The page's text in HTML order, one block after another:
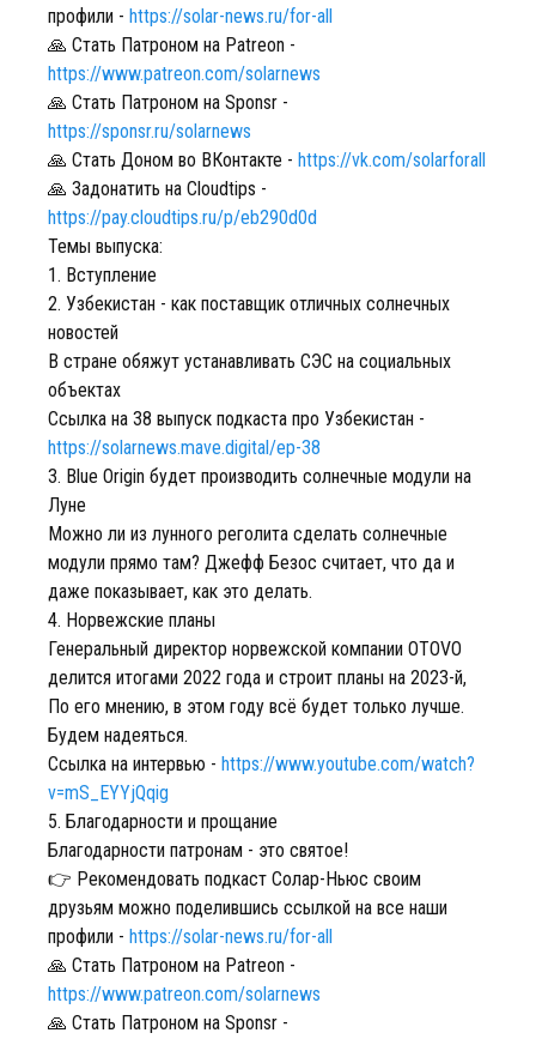
профили - https://solar-news.ru/for-all
🙏 Стать Патроном на Patreon -
https://www.patreon.com/solarnews
🙏 Стать Патроном на Sponsr -
https://sponsr.ru/solarnews
🙏 Стать Доном во ВКонтакте - https://vk.com/solarforall
🙏 Задонатить на Cloudtips -
https://pay.cloudtips.ru/p/eb290d0d
Темы выпуска:
1. Вступление
2. Узбекистан - как поставщик отличных солнечных
новостей
В стране обяжут устанавливать СЭС на социальных
объектах
Ссылка на 38 выпуск подкаста про Узбекистан -
https://solarnews.mave.digital/ep-38
3. Blue Origin будет производить солнечные модули на
Луне
Можно ли из лунного реголита сделать солнечные
модули прямо там? Джефф Безос считает, что да и
даже показывает, как это делать.
4. Норвежские планы
Генеральный директор норвежской компании ОTOVO
делится итогами 2022 года и строит планы на 2023-й,
По его мнению, в этом году всё будет только лучше.
Будем надеяться.
Ссылка на интервью - https://www.youtube.com/watch?
v=mS_EYYjQqig
5. Благодарности и прощание
Благодарности патронам - это святое!
👉 Рекомендовать подкаст Солар-Ньюс своим
друзьям можно поделившись ссылкой на все наши
профили - https://solar-news.ru/for-all
🙏 Стать Патроном на Patreon -
https://www.patreon.com/solarnews
🙏 Стать Патроном на Sponsr -